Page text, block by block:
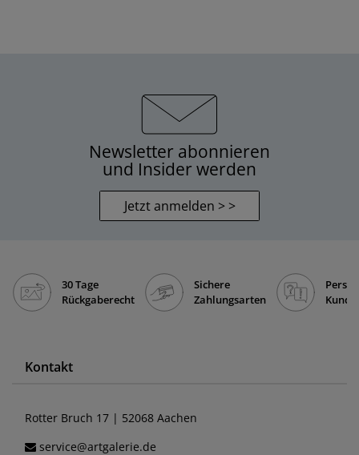
Newsletter abonnieren
und Insider werden
Jetzt anmelden > >
30 Tage
Rückgaberecht
Sichere
Zahlungsarten
Kontakt
Rotter Bruch 17 | 52068 Aachen
service@artgalerie.de